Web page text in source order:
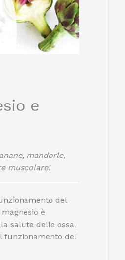
e
mandorle,
muscolare!
del
è
salute delle ossa,
funzionamento del